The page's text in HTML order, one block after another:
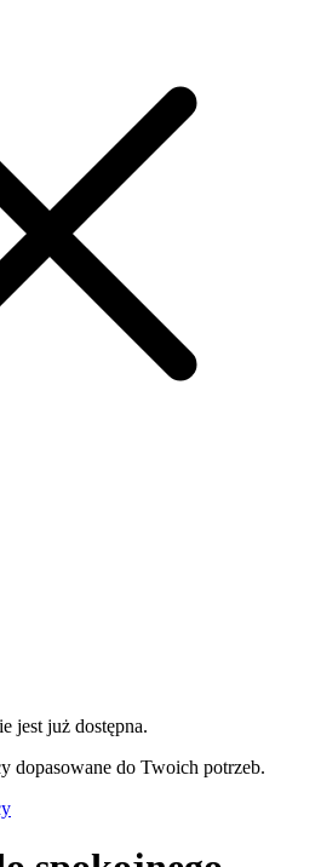
jest już dostępna.
dopasowane do Twoich potrzeb.